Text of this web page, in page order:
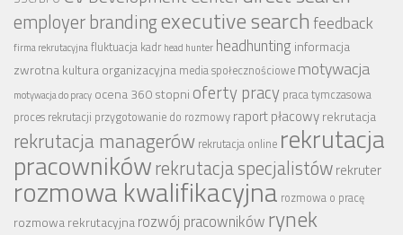
employer brandingexecutive searchfeedback
firma rekrutacyjnafluktuacja kadr head hunter headhunting informacja
zwrotnakultura organizacyjna media społecznościowe motywacja
motywacja do pracy ocena 360 stopni oferty pracy praca tymczasowa
proces rekrutacji przygotowanie do rozmowy raport płacowyrekrutacja
rekrutacja managerów rekrutacja online rekrutacja
pracownikówrekrutacja specjalistówrekruter
rozmowa kwalifikacyjna rozmowa o pracę
rozmowa rekrutacyjnarozwój pracowników rynek